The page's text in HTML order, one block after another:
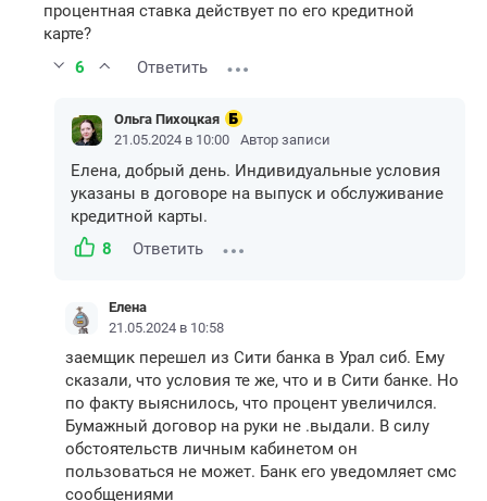
процентная ставка действует по его кредитной
карте?
6
Ответить
Ольга Пихоцкая
21.05.2024 в 10:00
Автор записи
Елена, добрый день. Индивидуальные условия
указаны в договоре на выпуск и обслуживание
кредитной карты.
8
Ответить
Елена
21.05.2024 в 10:58
заемщик перешел из Сити банка в Урал сиб. Ему
сказали, что условия те же, что и в Сити банке. Но
по факту выяснилось, что процент увеличился.
Бумажный договор на руки не .выдали. В силу
обстоятельств личным кабинетом он
пользоваться не может. Банк его уведомляет смс
сообщениями